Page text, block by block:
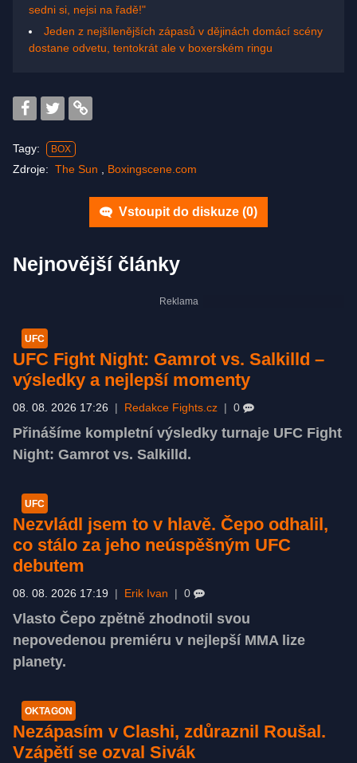
sedni si, nejsi na řadě!"
Jeden z nejšílenějších zápasů v dějinách domácí scény
dostane odvetu, tentokrát ale v boxerském ringu
Tagy: BOX
Zdroje: The Sun Boxingscene.com
Vstoupit do diskuze (0)
Nejnovější články
UFC
UFC Fight Night: Gamrot vs. Salkilld –
výsledky a nejlepší momenty
08. 08. 2026 17:26 | Redakce Fights.cz | 0
Přinášíme kompletní výsledky turnaje UFC Fight
Night: Gamrot vs. Salkilld.
UFC
Nezvládl jsem to v hlavě. Čepo odhalil,
co stálo za jeho neúspěšným UFC
debutem
08. 08. 2026 17:19 | Erik Ivan | 0
Vlasto Čepo zpětně zhodnotil svou
nepovedenou premiéru v nejlepší MMA lize
planety.
OKTAGON
Nezápasím v Clashi, zdůraznil Roušal.
Vzápětí se ozval Sivák